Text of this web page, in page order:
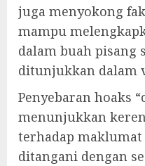
juga menyokong
mampu
dalam buah pisang
ditunjukkan dalam
Penyebaran hoaks
menunjukkan
terhadap
ditangani dengan